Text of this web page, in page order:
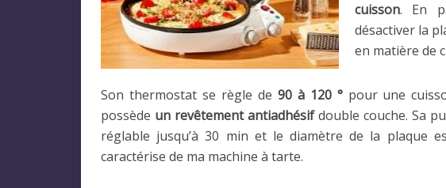
cuisson. En
désactiver la
en matière de
Son thermostat se règle de 90 à 120 °pour une
possède un revêtement antiadhésifdouble couche. Sa
réglable jusqu’à 30 min et le diamètre de la plaque
caractérise de ma machine à tarte.